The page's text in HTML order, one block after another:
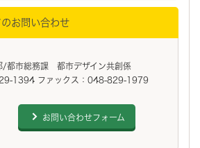
お問い合わせ
/都市総務課 都市デザイン共創係
1394 ファックス：048-829-1979
お問い合わせフォーム